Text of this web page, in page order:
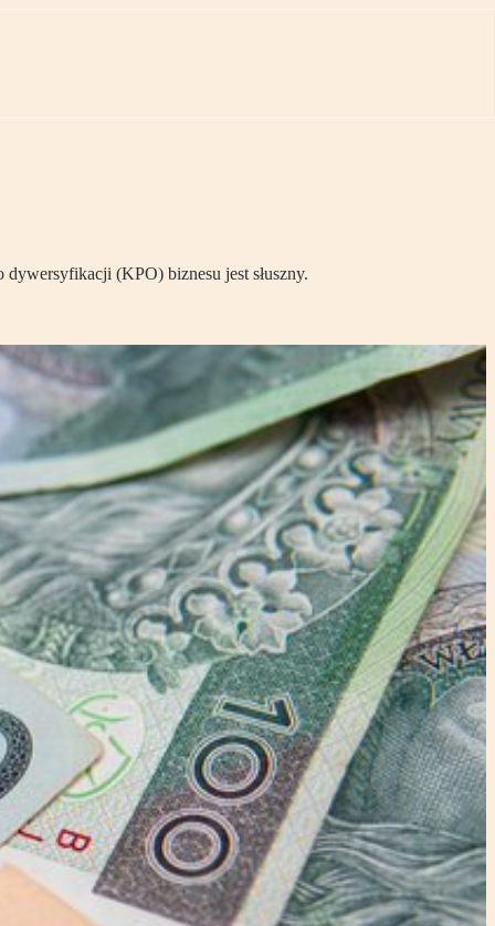
dywersyfikacji (KPO) biznesu jest słuszny.